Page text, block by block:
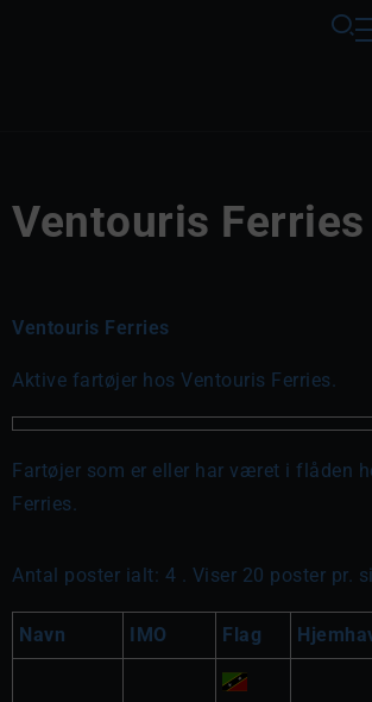
Ventouris Ferries
Ventouris Ferries
Aktive fartøjer hos Ventouris Ferries.
Fartøjer som er eller har været i flåden
Ferries.
Antal poster ialt: 4 . Viser 20 poster pr.
Navn IMO Flag